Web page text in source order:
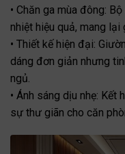
• Chăn ga mùa đông:
nhiệt hiệu quả, mang lại
• Thiết kế hiện đại:
dáng đơn giản nhưng
ngủ.
• Ánh sáng dịu nhẹ: Kết
sự thư giãn cho căn